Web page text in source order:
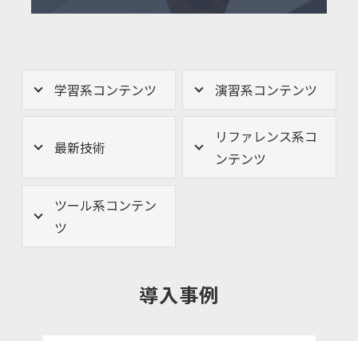
学習系コンテンツ 演習系コンテンツ
最新技術
リファレンス系コ
ンテンツ
ツール系コンテン
ツ
導入事例